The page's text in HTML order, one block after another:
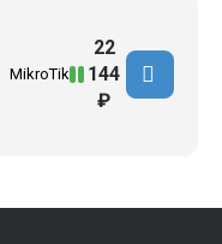
MikroTik
22
144
₽